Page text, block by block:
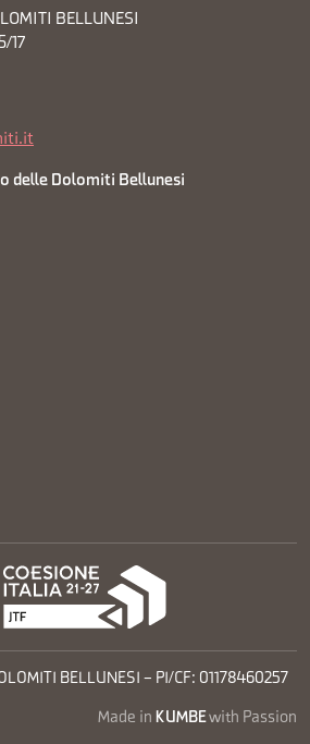
BELLUNESI
17
delle Dolomiti Bellunesi
BELLUNESI – PI/CF: 01178460257
Made in KUMBEwith Passion